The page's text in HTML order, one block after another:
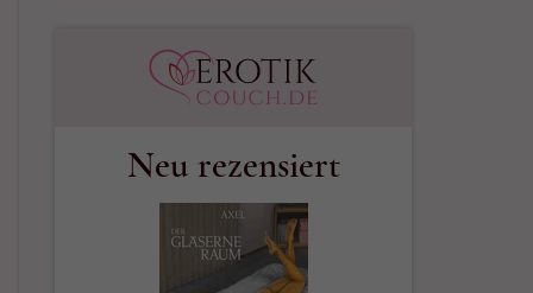
Neu rezensiert